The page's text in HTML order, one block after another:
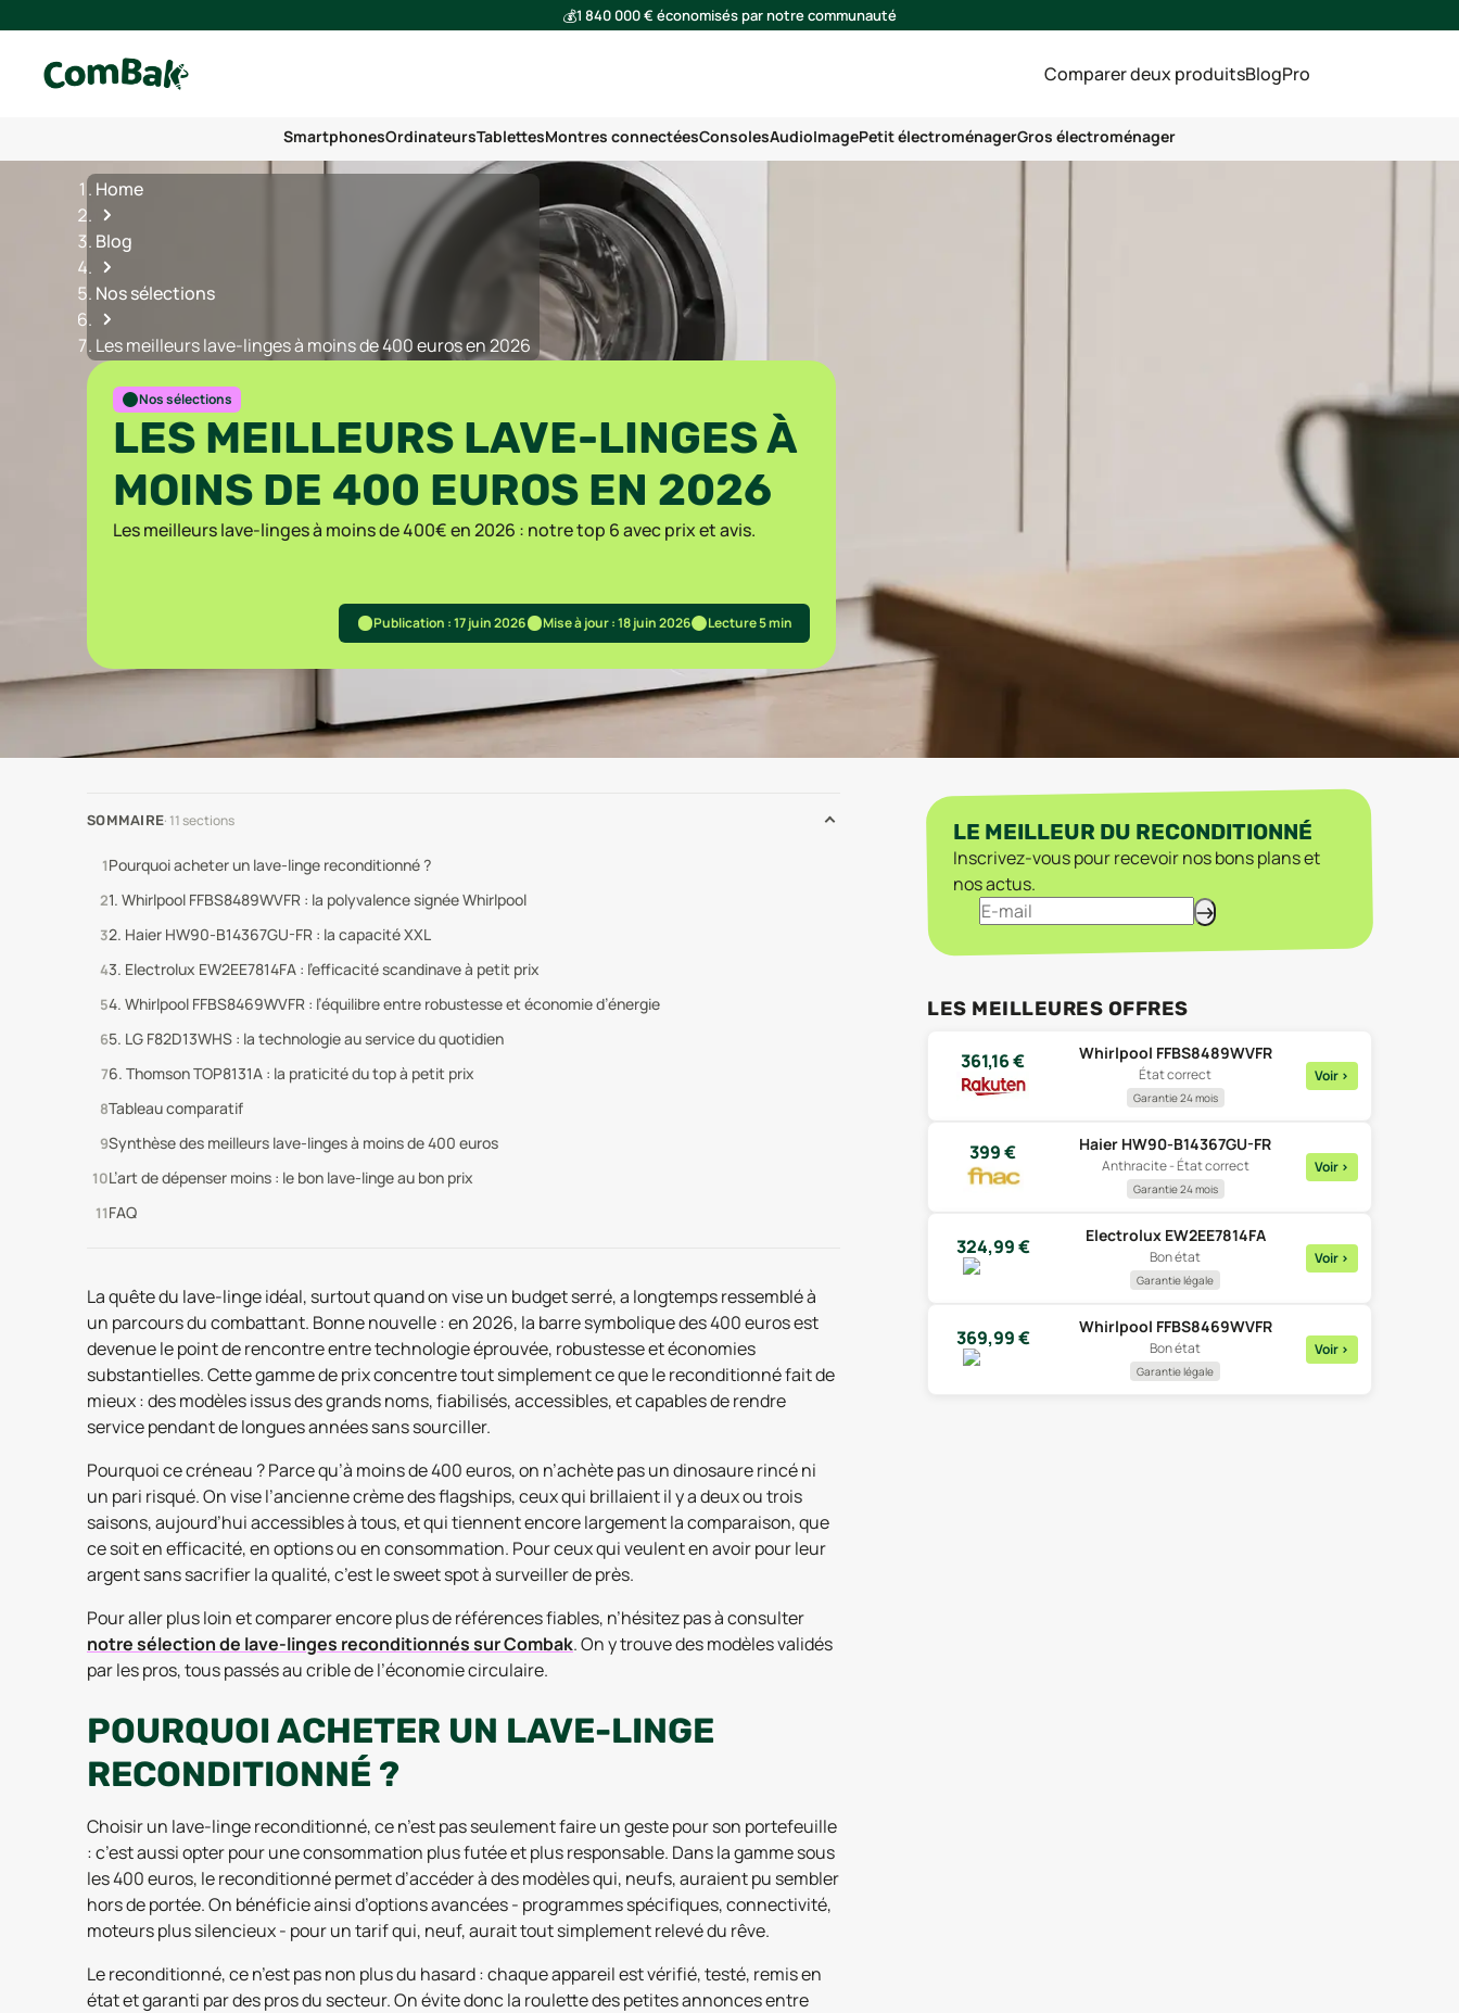
💰1 840 000 € économisés par notre communauté
Comparer deux produitsBlogPro
SmartphonesOrdinateursTablettesMontres connectéesConsolesAudioImagePetit électroménagerGros électroménager
Home
Blog
Nos sélections
Les meilleurs lave-linges à moins de 400 euros en 2026
Nos sélections
LES MEILLEURS LAVE-LINGES À
MOINS DE 400 EUROS EN 2026
Les meilleurs lave-linges à moins de 400€ en 2026 : notre top 6 avec prix et avis.
Publication : 17 juin 2026 Mise à jour : 18 juin 2026 Lecture 5 min
SOMMAIRE· 11sections
Pourquoi acheter un lave-linge reconditionné ?
1. Whirlpool FFBS8489WVFR : la polyvalence signée Whirlpool
2. Haier HW90-B14367GU-FR : la capacité XXL
3. Electrolux EW2EE7814FA : l’efficacité scandinave à petit prix
4. Whirlpool FFBS8469WVFR : l’équilibre entre robustesse et économie d’énergie
5. LG F82D13WHS : la technologie au service du quotidien
6. Thomson TOP8131A : la praticité du top à petit prix
Tableau comparatif
Synthèse des meilleurs lave-linges à moins de 400 euros
L’art de dépenser moins : le bon lave-linge au bon prix
FAQ
La quête du lave-linge idéal, surtout quand on vise un budget serré, a longtemps ressemblé à
un parcours du combattant. Bonne nouvelle : en 2026, la barre symbolique des 400 euros est
devenue le point de rencontre entre technologie éprouvée, robustesse et économies
substantielles. Cette gamme de prix concentre tout simplement ce que le reconditionné fait de
mieux : des modèles issus des grands noms, fiabilisés, accessibles, et capables de rendre
service pendant de longues années sans sourciller.
Pourquoi ce créneau ? Parce qu’à moins de 400 euros, on n’achète pas un dinosaure rincé ni
un pari risqué. On vise l’ancienne crème des flagships, ceux qui brillaient il y a deux ou trois
saisons, aujourd’hui accessibles à tous, et qui tiennent encore largement la comparaison, que
ce soit en efficacité, en options ou en consommation. Pour ceux qui veulent en avoir pour leur
argent sans sacrifier la qualité, c’est le sweet spot à surveiller de près.
Pour aller plus loin et comparer encore plus de références fiables, n’hésitez pas à consulter
notre sélection de lave-linges reconditionnés sur Combak. On y trouve des modèles validés
par les pros, tous passés au crible de l’économie circulaire.
POURQUOI ACHETER UN LAVE-LINGE
RECONDITIONNÉ ?
Choisir un lave-linge reconditionné, ce n’est pas seulement faire un geste pour son portefeuille
: c’est aussi opter pour une consommation plus futée et plus responsable. Dans la gamme sous
les 400 euros, le reconditionné permet d’accéder à des modèles qui, neufs, auraient pu sembler
hors de portée. On bénéficie ainsi d’options avancées - programmes spécifiques, connectivité,
moteurs plus silencieux - pour un tarif qui, neuf, aurait tout simplement relevé du rêve.
Le reconditionné, ce n’est pas non plus du hasard : chaque appareil est vérifié, testé, remis en
état et garanti par des pros du secteur. On évite donc la roulette des petites annonces entre
LE MEILLEUR DU RECONDITIONNÉ
Inscrivez-vous pour recevoir nos bons plans et
nos actus.
LES MEILLEURES OFFRES
361,16€ Whirlpool FFBS8489WVFR
État correct
Garantie 24 mois
Voir >
399€ Haier HW90-B14367GU-FR
Anthracite - État correct
Garantie 24 mois
Voir >
324,99€ Electrolux EW2EE7814FA
Bon état
Garantie légale
Voir >
369,99€ Whirlpool FFBS8469WVFR
Bon état
Garantie légale
Voir >